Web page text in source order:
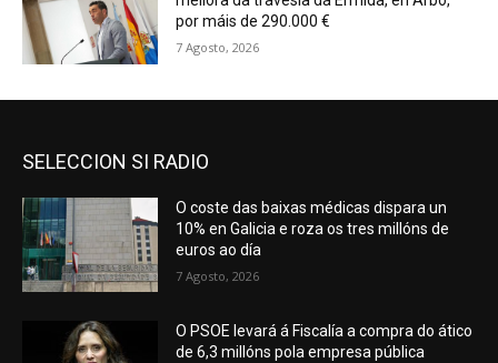
por máis de 290.000 €
7 Agosto, 2026
SELECCION SI RADIO
O coste das baixas médicas dispara un
10% en Galicia e roza os tres millóns de
euros ao día
7 Agosto, 2026
O PSOE levará á Fiscalía a compra do ático
de 6,3 millóns pola empresa pública